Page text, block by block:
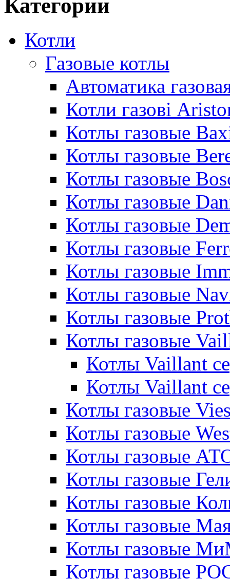
Категории
Котли
Газовые котлы
Автоматика
Котли газові
Котлы газовые
Котлы газовые
Котлы газовые
Котлы газовые
Котлы газовые
Котлы газовые
Котлы газовые
Котлы газовые
Котлы газовые
Котлы газовые
Котлы Vaillant
Котлы Vaillant
Котлы газовые
Котлы газовые
Котлы газовые
Котлы газовые
Котлы газовые
Котлы газовые
Котлы газовые
Котлы газовые